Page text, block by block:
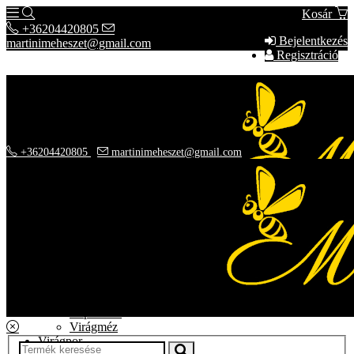
Kosár
Bejelentkezés
Regisztráció
+36204420805
martinimeheszet@gmail.com
Virágméz
Virágpor
+36204420805 martinimeheszet@gmail.com